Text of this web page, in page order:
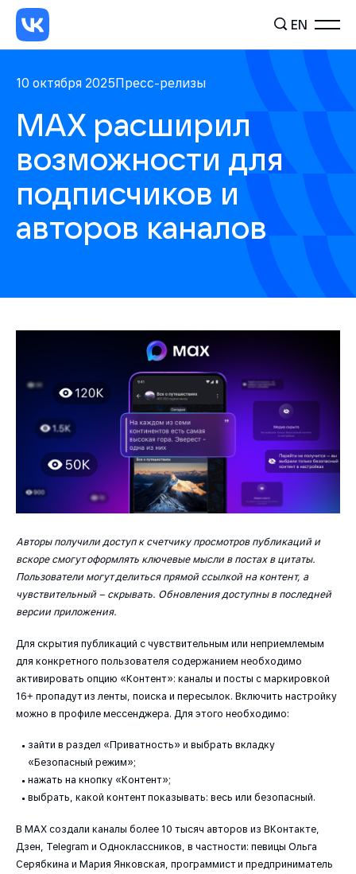
EN
10 октября 2025 Пресс-релизы
МАХ расширил
возможности для
подписчиков и
авторов каналов
Авторы получили доступ к счетчику просмотров публикаций и
вскоре смогут оформлять ключевые мысли в постах в цитаты.
Пользователи могут делиться прямой ссылкой на контент, а
чувствительный – скрывать. Обновления доступны в последней
версии приложения.
Для скрытия публикаций с чувствительным или неприемлемым
для конкретного пользователя содержанием необходимо
активировать опцию «Контент»: каналы и посты с маркировкой
16+ пропадут из ленты, поиска и пересылок. Включить настройку
можно в профиле мессенджера. Для этого необходимо:
зайти в раздел «Приватность» и выбрать вкладку
«Безопасный режим»;
нажать на кнопку «Контент»;
выбрать, какой контент показывать: весь или безопасный.
В МАХ создали каналы более 10 тысяч авторов из ВКонтакте,
Дзен, Telegram и Одноклассников, в частности: певицы Ольга
Серябкина и Мария Янковская, программист и предприниматель